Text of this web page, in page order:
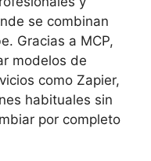
se combinan
Gracias a MCP,
modelos de
como Zapier,
habituales sin
por completo